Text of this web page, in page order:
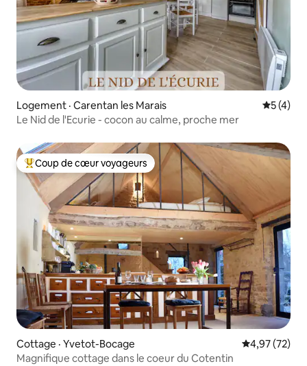
Logement · Carentan les Marais Note
5 (4)
Le Nid de l'Ecurie - cocon au calme, proche mer
Coup de cœur voyageurs parmi les plus aimés
Coup de cœur voyageurs
Cottage · Yvetot-Bocage Note
4,97 (72)
Magnifique cottage dans le coeur du Cotentin